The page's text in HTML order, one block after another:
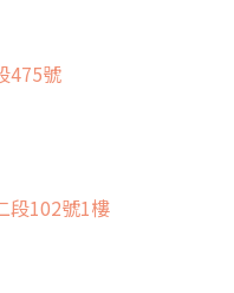
475號
段102號1樓